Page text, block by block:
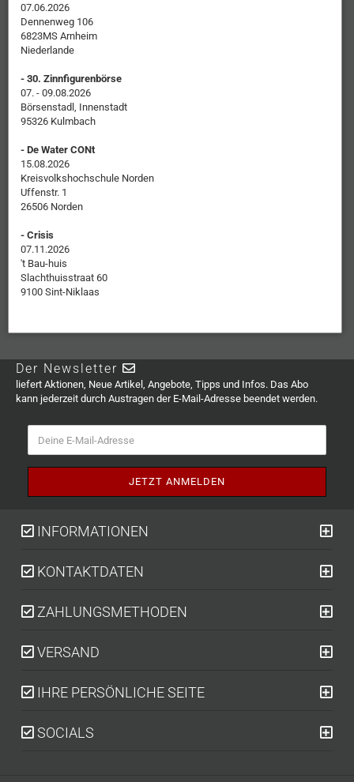
07.06.2026
Dennenweg 106
6823MS Arnheim
Niederlande
- 30. Zinnfigurenbörse
07. - 09.08.2026
Börsenstadl, Innenstadt
95326 Kulmbach
- De Water CONt
15.08.2026
Kreisvolkshochschule Norden
Uffenstr. 1
26506 Norden
- Crisis
07.11.2026
't Bau-huis
Slachthuisstraat 60
9100 Sint-Niklaas
Der Newsletter
liefert Aktionen, Neue Artikel, Angebote, Tipps und Infos. Das Abo
kann jederzeit durch Austragen der E-Mail-Adresse beendet werden.
INFORMATIONEN
KONTAKTDATEN
ZAHLUNGSMETHODEN
VERSAND
IHRE PERSÖNLICHE SEITE
SOCIALS